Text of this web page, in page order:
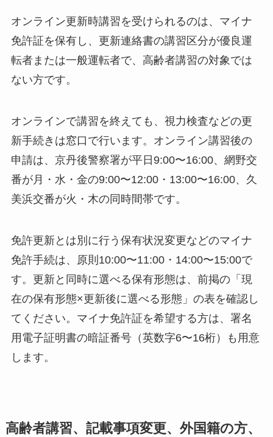
オンライン更新時講習を受けられるのは、マイナ
免許証を保有し、更新連絡書の講習区分が優良運
転者または一般運転者で、高齢者講習の対象では
ない方です。
オンラインで講習を終えても、視力検査などの更
新手続きは窓口で行います。オンライン講習後の
申請は、京丹後警察署が平日9:00〜16:00、網野交
番が月・水・金の9:00〜12:00・13:00〜16:00、久
美浜交番が火・木の同時間帯です。
免許更新とは別に行う保有状況変更などのマイナ
免許手続は、原則10:00〜11:00・14:00〜15:00で
す。更新と同時に選べる保有形態は、前掲の「現
在の保有形態×更新後に選べる形態」の表を確認し
てください。マイナ免許証を希望する方は、署名
用電子証明書の暗証番号（英数字6〜16桁）も用意
します。
高齢者講習、記載事項変更、外国籍の方、